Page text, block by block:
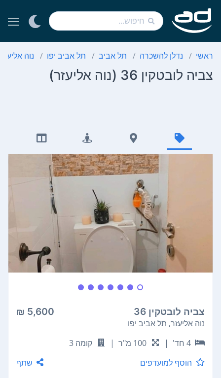
ראשי נדלן להשכרה תל אביב תל אביב יפו נוה אליעזר
צביה לובטקין 36 (נוה אליעזר)
צביה לובטקין 36 5,600 ₪
נוה אליעזר, תל אביב יפו
4 חד'
| 100 מ"ר |
קומה 3
הוסף למועדפים
שתף